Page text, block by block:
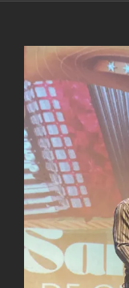
Larger
Image